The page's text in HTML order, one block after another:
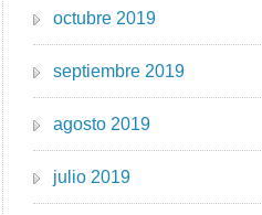
octubre 2019
septiembre 2019
agosto 2019
julio 2019